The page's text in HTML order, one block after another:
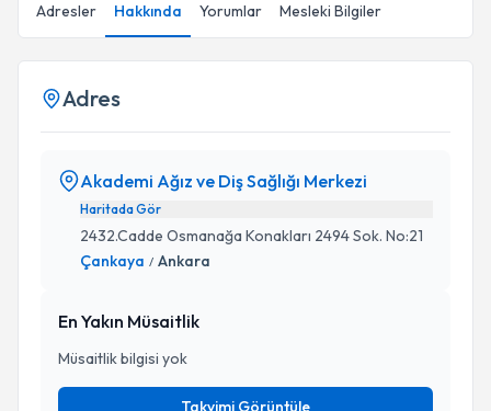
Adresler Hakkında Yorumlar Mesleki Bilgiler
Adres
Akademi Ağız ve Diş Sağlığı Merkezi
Haritada Gör
2432.Cadde Osmanağa Konakları 2494 Sok. No:21
Çankaya / Ankara
En Yakın Müsaitlik
Müsaitlik bilgisi yok
Takvimi Görüntüle